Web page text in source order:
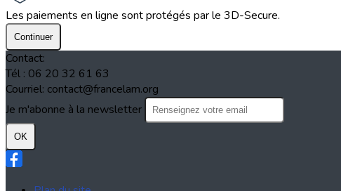
Les paiements en ligne sont protégés par le 3D-Secure.
Continuer
Contact:
Tél : 06 20 32 61 63
Courriel: contact@francelam.org
Je m'abonne à la newsletter
OK